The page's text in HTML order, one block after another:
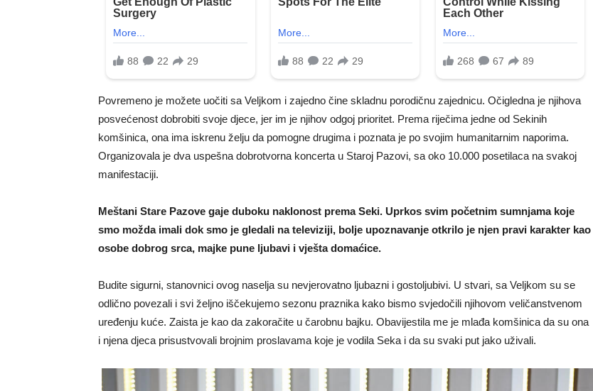
Povremeno je možete uočiti sa Veljkom i zajedno čine skladnu porodičnu zajednicu. Očigledna je njihova
posvećenost dobrobiti svoje djece, jer im je njihov odgoj prioritet. Prema riječima jedne od Sekinih
komšinica, ona ima iskrenu želju da pomogne drugima i poznata je po svojim humanitarnim naporima.
Organizovala je dva uspešna dobrotvorna koncerta u Staroj Pazovi, sa oko 10.000 posetilaca na svakoj
manifestaciji.
Meštani Stare Pazove gaje duboku naklonost prema Seki. Uprkos svim početnim sumnjama koje
smo možda imali dok smo je gledali na televiziji, bolje upoznavanje otkrilo je njen pravi karakter kao
osobe dobrog srca, majke pune ljubavi i vješta domaćice.
Budite sigurni, stanovnici ovog naselja su nevjerovatno ljubazni i gostoljubivi. U stvari, sa Veljkom su se
odlično povezali i svi željno iščekujemo sezonu praznika kako bismo svjedočili njihovom veličanstvenom
uređenju kuće. Zaista je kao da zakoračite u čarobnu bajku. Obavijestila me je mlađa komšinica da su ona
i njena djeca prisustvovali brojnim proslavama koje je vodila Seka i da su svaki put jako uživali.